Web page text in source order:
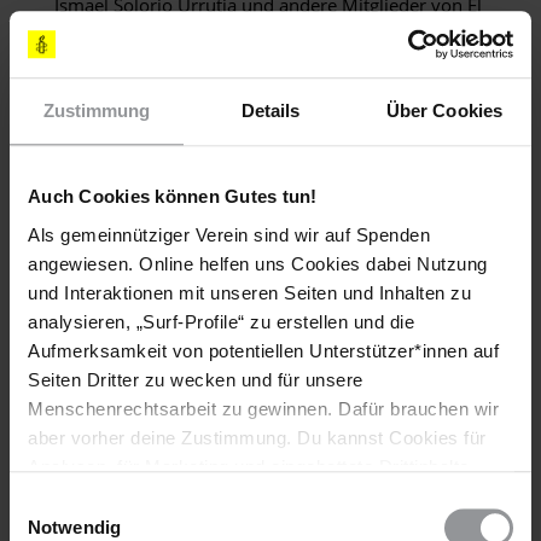
Zustimmung Details Über Cookies
Auch Cookies können Gutes tun!
Als gemeinnütziger Verein sind wir auf Spenden
angewiesen. Online helfen uns Cookies dabei Nutzung
und Interaktionen mit unseren Seiten und Inhalten zu
analysieren, „Surf-Profile“ zu erstellen und die
Aufmerksamkeit von potentiellen Unterstützer*innen auf
Seiten Dritter zu wecken und für unsere
Menschenrechtsarbeit zu gewinnen. Dafür brauchen wir
aber vorher deine Zustimmung. Du kannst Cookies für
wieder ändern. Diesen Banner kannst Du über den Link
Notwendig
Ismael Solorio Urrutia und andere Mitglieder von El
Barzón erhalten haben.
Calling on the federal and state authorities to guarantee
members of the movement El Barzón, Chihuahua.
Demanding the authorities carry out a swift, full and
impartial investigation into the killing of Ismael Solorio
Urrutia and his wife Manuela Solís Contreras, and bring
those responsible to justice.
Urging the authorities to investigate the pattern of
threats received by Ismael Solorio Urrutia and members
of the movement El Barzón, Chihuahua.
Sachlage